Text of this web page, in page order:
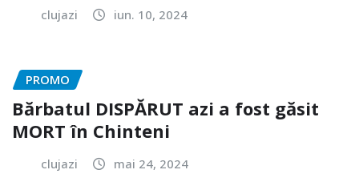
clujazi iun. 10, 2024
PROMO
Bărbatul DISPĂRUT azi a fost găsit
MORT în Chinteni
clujazi mai 24, 2024